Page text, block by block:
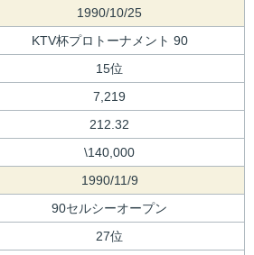
1990/10/25
KTV杯プロトーナメント 90
15位
7,219
212.32
\140,000
1990/11/9
90セルシーオープン
27位